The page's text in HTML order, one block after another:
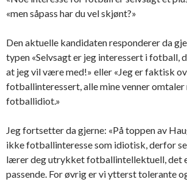
«men såpass har du vel skjønt?»
Den aktuelle kandidaten responderer da
typen «Selvsagt er jeg interessert i fotball,
at jeg vil være med!» eller «Jeg er faktisk
fotballinteressert, alle mine venner omtaler
fotballidiot.»
Jeg fortsetter da gjerne: «På toppen av
ikke fotballinteresse som idiotisk, derfor
lærer deg utrykket fotballintellektuell, det
passende. For øvrig er vi ytterst tolerante